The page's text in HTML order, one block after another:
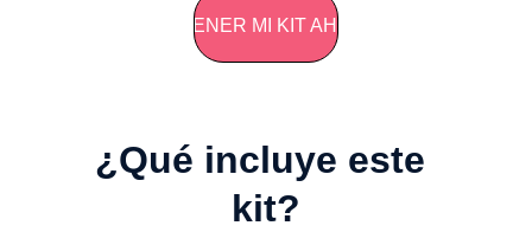
OBTENER MI KIT AHORA
¿Qué incluye este
kit?